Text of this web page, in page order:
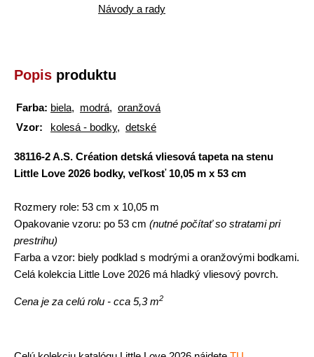
Návody a rady
Popis produktu
Farba: biela, modrá, oranžová
Vzor:
kolesá - bodky, detské
38116-2 A.S. Création detská vliesová tapeta na stenu
Little Love 2026 bodky, veľkosť 10,05 m x 53 cm
Rozmery role: 53 cm x 10,05 m
Opakovanie vzoru: po 53 cm (nutné počítať so stratami pri
prestrihu)
Farba a vzor: biely podklad s modrými a oranžovými bodkami.
Celá kolekcia Little Love 2026 má hladký vliesový povrch.
Cena je za celú rolu - cca 5,3 m2